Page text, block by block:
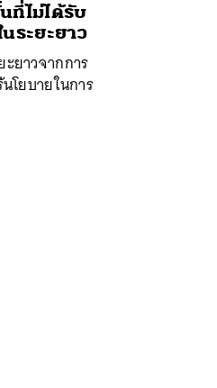
ที่ไม่ได้รับ
ระยะยาว
ยาวจากการ
โยบายในการ